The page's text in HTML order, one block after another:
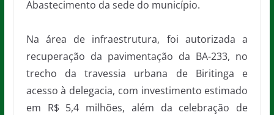
Abastecimento da sede do município.
Na área de infraestrutura, foi autorizada a
recuperação da pavimentação da BA-233, no
trecho da travessia urbana de Biritinga e
acesso à delegacia, com investimento estimado
em R$ 5,4 milhões, além da celebração de